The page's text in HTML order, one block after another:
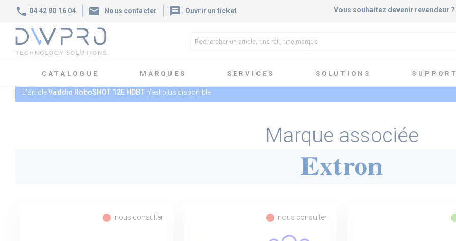
phone 04 42 90 16 04 mail Nous contacter message Ouvrir un ticket Vous souhaitez devenir revendeur ?
CATALOGUE MARQUES SERVICES SOLUTIONS SUPPORT
L'articleVaddio RoboSHOT 12E HDBT n'est plus disponible
Marque associée
fiber_manual_record nous consulter fiber_manual_record nous consulter